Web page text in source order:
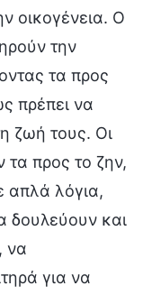
οικογένεια. Ο
την
τα προς
πρέπει να
ζωή τους. Οι
τα προς το ζην,
απλά λόγια,
δουλεύουν και
να
για να